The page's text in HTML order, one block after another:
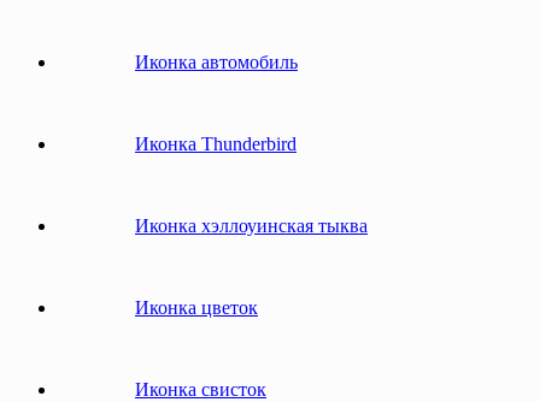
Иконка автомобиль
Иконка Thunderbird
Иконка хэллоуинская тыква
Иконка цветок
Иконка свисток